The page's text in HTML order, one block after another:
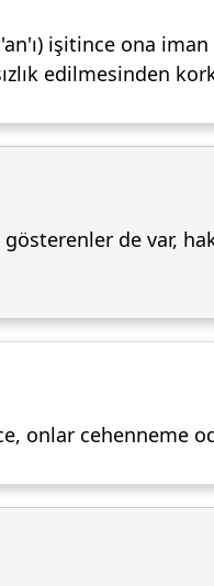
işitince ona
edilmesinden
de var,
onlar cehenneme